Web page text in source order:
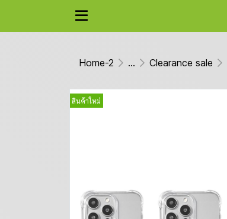
Home-2 ... Clearance sale
สินค้าใหม่